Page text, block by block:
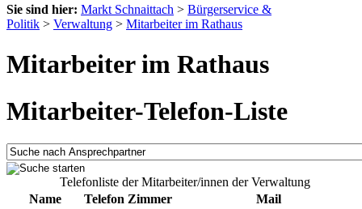
Sie sind hier: Markt Schnaittach > Bürgerservice &
Politik > Verwaltung > Mitarbeiter im Rathaus
Mitarbeiter im Rathaus
Mitarbeiter-Telefon-Liste
Telefonliste der Mitarbeiter/innen der Verwaltung
Name
Telefon Zimmer
Mail